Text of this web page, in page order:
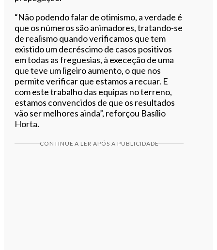
“Não podendo falar de otimismo, a verdade é
que os números são animadores, tratando-se
de realismo quando verificamos que tem
existido um decréscimo de casos positivos
em todas as freguesias, à execeção de uma
que teve um ligeiro aumento, o que nos
permite verificar que estamos a recuar. E
com este trabalho das equipas no terreno,
estamos convencidos de que os resultados
vão ser melhores ainda”, reforçou Basílio
Horta.
CONTINUE A LER APÓS A PUBLICIDADE